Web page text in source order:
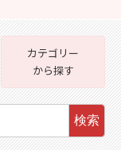
カテゴリー
から探す
検索